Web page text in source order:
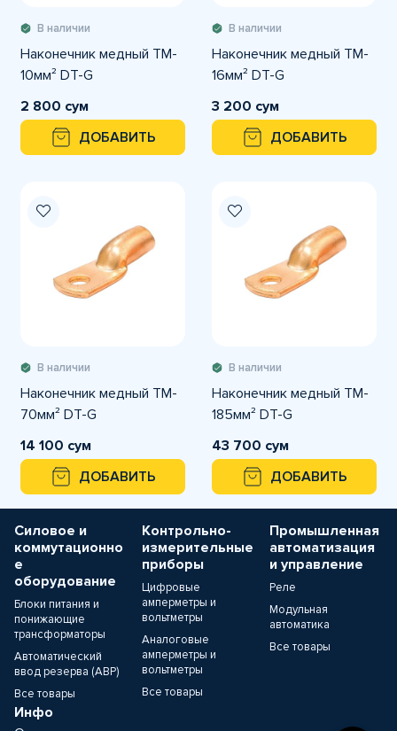
В наличии
Наконечник медный TM-
10мм² DT-G
2 800 сум
ДОБАВИТЬ
В наличии
Наконечник медный TM-
16мм² DT-G
3 200 сум
ДОБАВИТЬ
В наличии
Наконечник медный TM-
70мм² DT-G
14 100 сум
ДОБАВИТЬ
В наличии
Наконечник медный TM-
185мм² DT-G
43 700 сум
ДОБАВИТЬ
Силовое и
коммутационно
е
оборудование
Блоки питания и
понижающие
трансформаторы
Автоматический
ввод резерва (АВР)
Все товары
Контрольно-
измерительные
приборы
Цифровые
амперметры и
вольтметры
Аналоговые
амперметры и
вольтметры
Все товары
Промышленная
автоматизация
и управление
Реле
Модульная
автоматика
Все товары
Инфо